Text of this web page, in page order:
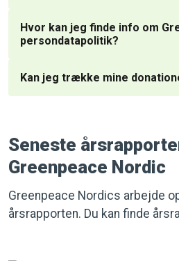
Hvor kan jeg finde info om
persondatapolitik?
Kan jeg trække mine
Seneste
Greenpeace Nordic
Greenpeace Nordics arbejde
årsrapporten. Du kan finde